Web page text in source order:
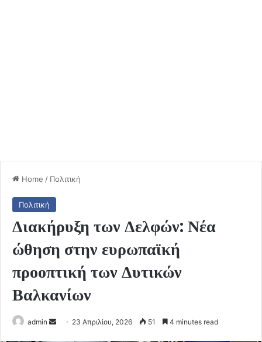
Home / Πολιτική
Πολιτική
Διακήρυξη των Δελφών: Νέα
ώθηση στην ευρωπαϊκή
προοπτική των Δυτικών
Βαλκανίων
admin
Send 23 Απριλίου, 2026 51 4 minutes read